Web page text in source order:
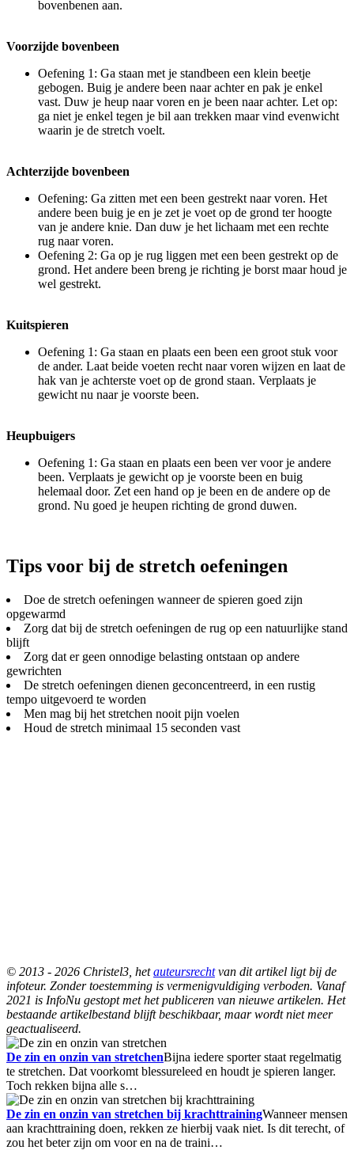
bovenbenen aan.
Voorzijde bovenbeen
Oefening 1: Ga staan met je standbeen een klein beetje
gebogen. Buig je andere been naar achter en pak je enkel
vast. Duw je heup naar voren en je been naar achter. Let op:
ga niet je enkel tegen je bil aan trekken maar vind evenwicht
waarin je de stretch voelt.
Achterzijde bovenbeen
Oefening: Ga zitten met een been gestrekt naar voren. Het
andere been buig je en je zet je voet op de grond ter hoogte
van je andere knie. Dan duw je het lichaam met een rechte
rug naar voren.
Oefening 2: Ga op je rug liggen met een been gestrekt op de
grond. Het andere been breng je richting je borst maar houd je
wel gestrekt.
Kuitspieren
Oefening 1: Ga staan en plaats een been een groot stuk voor
de ander. Laat beide voeten recht naar voren wijzen en laat de
hak van je achterste voet op de grond staan. Verplaats je
gewicht nu naar je voorste been.
Heupbuigers
Oefening 1: Ga staan en plaats een been ver voor je andere
been. Verplaats je gewicht op je voorste been en buig
helemaal door. Zet een hand op je been en de andere op de
grond. Nu goed je heupen richting de grond duwen.
Tips voor bij de stretch oefeningen
Doe de stretch oefeningen wanneer de spieren goed zijn
opgewarmd
Zorg dat bij de stretch oefeningen de rug op een natuurlijke stand
blijft
Zorg dat er geen onnodige belasting ontstaan op andere
gewrichten
De stretch oefeningen dienen geconcentreerd, in een rustig
tempo uitgevoerd te worden
Men mag bij het stretchen nooit pijn voelen
Houd de stretch minimaal 15 seconden vast
© 2013 - 2026 Christel3, hetauteursrechtvan dit artikel ligt bij de
infoteur. Zonder toestemming is vermenigvuldiging verboden. Vanaf
2021 is InfoNu gestopt met het publiceren van nieuwe artikelen. Het
bestaande artikelbestand blijft beschikbaar, maar wordt niet meer
geactualiseerd.
De zin en onzin van stretchenBijna iedere sporter staat regelmatig
te stretchen. Dat voorkomt blessureleed en houdt je spieren langer.
Toch rekken bijna alle s…
De zin en onzin van stretchen bij krachttrainingWanneer mensen
aan krachttraining doen, rekken ze hierbij vaak niet. Is dit terecht, of
zou het beter zijn om voor en na de traini…